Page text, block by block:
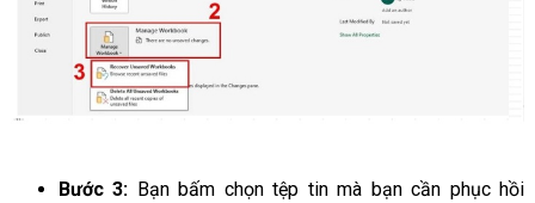
Bước 3: Bạn bấm chọn tệp tin mà bạn cần phục hồi